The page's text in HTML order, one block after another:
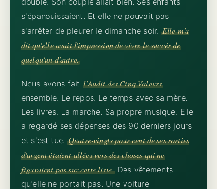
doublé. Son couple allait bien. Ses enfants
s'épanouissaient. Et elle ne pouvait pas
s'arrêter de pleurer le dimanche soir.Elle m'a
dit qu'elle avait l'impression de vivre le succès de
quelqu'un d'autre.
Nous avons fait l'Audit des Cinq Valeurs
ensemble. Le repos. Le temps avec sa mère.
Les livres. La marche. Sa propre musique. Elle
a regardé ses dépenses des 90 derniers jours
et s'est tue.Quatre-vingts pour cent de ses sorties
d'argent étaient allées vers des choses qui ne
figuraient pas sur cette liste.Des vêtements
qu'elle ne portait pas. Une voiture